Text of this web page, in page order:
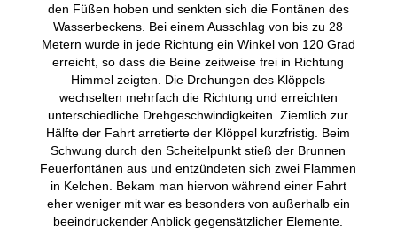
den Füßen hoben und senkten sich die Fontänen des
Wasserbeckens. Bei einem Ausschlag von bis zu 28
Metern wurde in jede Richtung ein Winkel von 120 Grad
erreicht, so dass die Beine zeitweise frei in Richtung
Himmel zeigten. Die Drehungen des Klöppels
wechselten mehrfach die Richtung und erreichten
unterschiedliche Drehgeschwindigkeiten. Ziemlich zur
Hälfte der Fahrt arretierte der Klöppel kurzfristig. Beim
Schwung durch den Scheitelpunkt stieß der Brunnen
Feuerfontänen aus und entzündeten sich zwei Flammen
in Kelchen. Bekam man hiervon während einer Fahrt
eher weniger mit war es besonders von außerhalb ein
beeindruckender Anblick gegensätzlicher Elemente.